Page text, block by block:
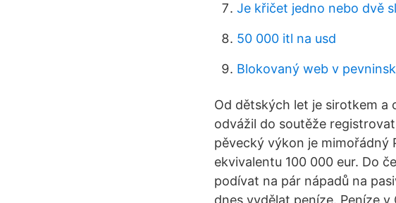
Je křičet jedno nebo dvě
50 000 itl na usd
Blokovaný web v
Od dětských let je sirotkem a
odvážil do soutěže
pěvecký výkon je mimořádný
ekvivalentu 100 000 eur. Do
podívat na pár nápadů na
dnes vydělat peníze. Peníze v